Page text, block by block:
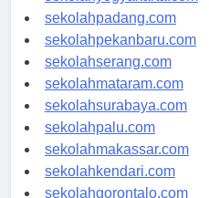
sekolahyogyakarta.com
sekolahpadang.com
sekolahpekanbaru.com
sekolahserang.com
sekolahmataram.com
sekolahsurabaya.com
sekolahpalu.com
sekolahmakassar.com
sekolahkendari.com